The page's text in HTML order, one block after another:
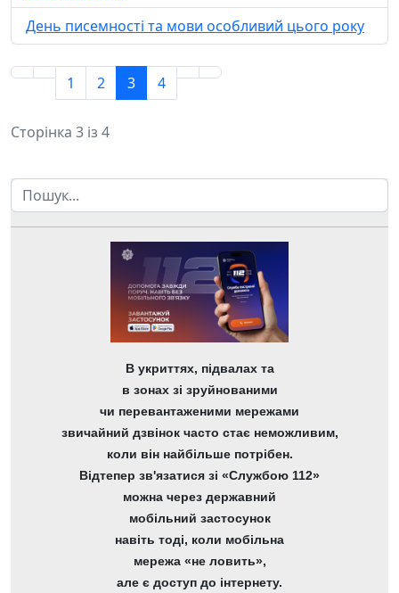
День писемності та мови особливий цього року
1 2 3 4
Сторінка 3 із 4
Пошук
В укриттях, підвалах та
в зонах зі зруйнованими
чи перевантаженими мережами
звичайний дзвінок часто стає неможливим,
коли він найбільше потрібен.
Відтепер зв'язатися зі «Службою 112»
можна через державний
мобільний застосунок
навіть тоді, коли мобільна
мережа «не ловить»,
але є доступ до інтернету.